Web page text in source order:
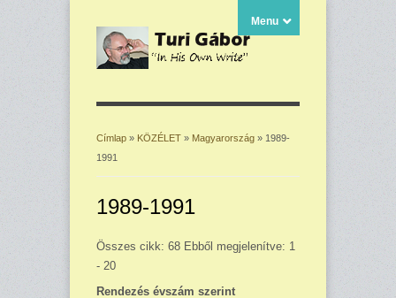
Menu
Jelenlegi hely
Címlap » KÖZÉLET » Magyarország » 1989-
1991
1989-1991
Összes cikk: 68 Ebből megjelenítve: 1
- 20
Rendezés évszám szerint